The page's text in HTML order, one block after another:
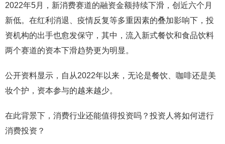
2022年5月，新消费赛道的融资金额持续下滑，创近六个月
新低。在红利消退、疫情反复等多重因素的叠加影响下，投
资机构的出手也愈发保守，其中，流入新式餐饮和食品饮料
两个赛道的资本下滑趋势更为明显。
公开资料显示，自从2022年以来，无论是餐饮、咖啡还是美
妆个护，资本参与的越来越少。
在此背景下，消费行业还能值得投资吗？投资人将如何进行
消费投资？